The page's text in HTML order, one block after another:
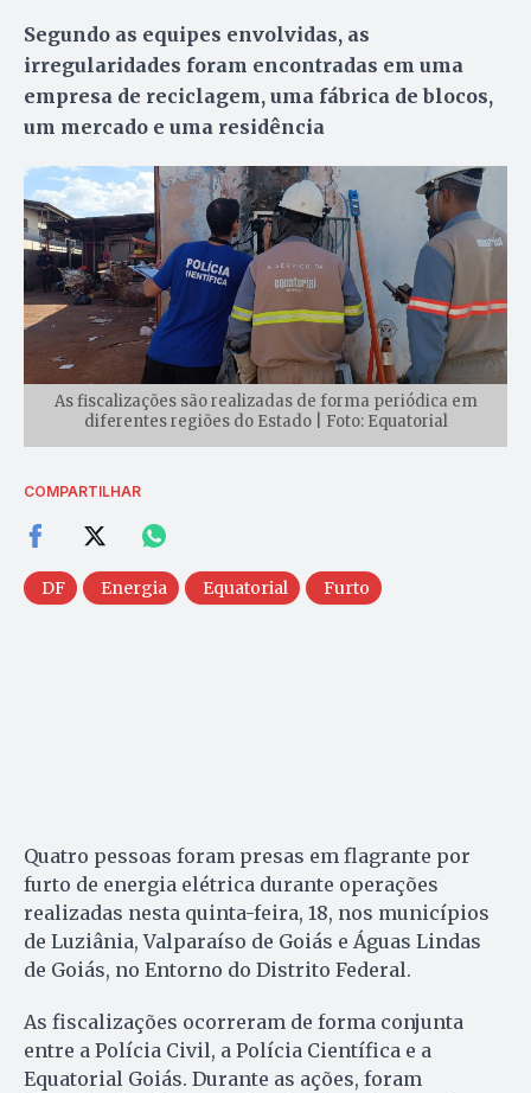
Segundo as equipes envolvidas, as
irregularidades foram encontradas em uma
empresa de reciclagem, uma fábrica de blocos,
um mercado e uma residência
As fiscalizações são realizadas de forma periódica em
diferentes regiões do Estado | Foto: Equatorial
COMPARTILHAR
DF Energia Equatorial Furto
Quatro pessoas foram presas em flagrante por
furto de energia elétrica durante operações
realizadas nesta quinta-feira, 18, nos municípios
de Luziânia, Valparaíso de Goiás e Águas Lindas
de Goiás, no Entorno do Distrito Federal.
As fiscalizações ocorreram de forma conjunta
entre a Polícia Civil, a Polícia Científica e a
Equatorial Goiás. Durante as ações, foram